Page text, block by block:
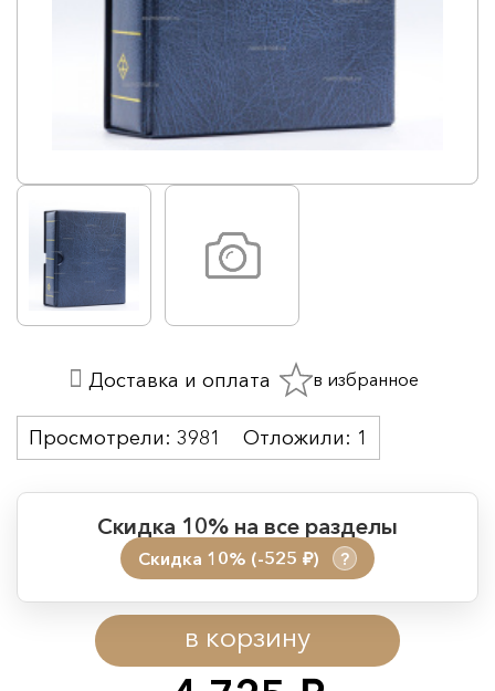
в корзину
Скидка 10% на все разделы
Скидка 10% (-525 руб.) ?
Период действия акции:
Начало:
08.08.2026 00:01
Окончание:
09.08.2026 23:59
Просмотрели: 3981 Отложили: 1
Доставка и оплата в избранное